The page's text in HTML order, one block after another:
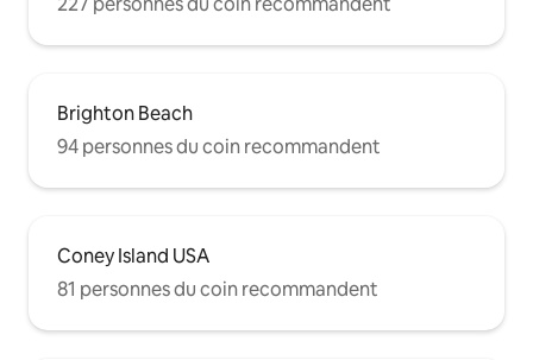
Brighton Beach
94 personnes du coin recommandent
Coney Island USA
81 personnes du coin recommandent